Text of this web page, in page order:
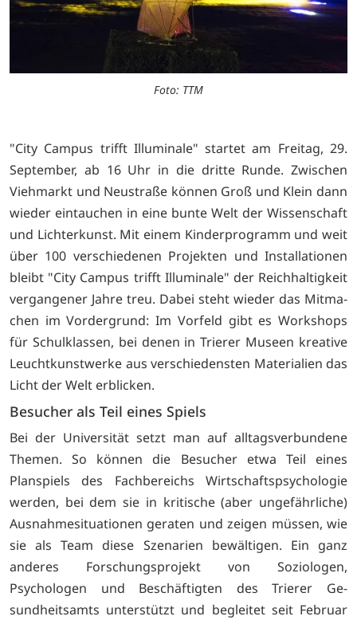
Foto: TTM
"City Campus trifft Illuminale" startet am Freitag, 29.
September, ab 16 Uhr in die dritte Runde. Zwi­schen
Viehmarkt und Neustraße können Groß und Klein dann
wie­der eintauchen in eine bunte Welt der Wissenschaft
und Lichterkunst. Mit einem Kinderprogramm und weit
über 100 verschiedenen Projekten und Installationen
bleibt "City Campus trifft Illuminale" der Reichhaltigkeit
vergangener Jahre treu. Dabei steht wieder das Mitma­
chen im Vordergrund: Im Vorfeld gibt es Workshops
für Schulklassen, bei denen in Trierer Museen kreati­ve
Leuchtkunstwerke aus verschie­densten Materialien das
Licht der Welt erblicken.
Besucher als Teil eines Spiels
Bei der Universität setzt man auf alltagsverbundene
Themen. So können die Besucher etwa Teil eines
Planspiels des Fachbereichs Wirtschaftspsychologie
werden, bei dem sie in kritische (aber ungefährli­che)
Ausnahmesituationen geraten und zeigen müssen, wie
sie als Team diese Szenarien bewältigen. Ein ganz
anderes Forschungspro­jekt von Soziologen,
Psychologen und Beschäftigten des Trierer Ge­
sundheitsamts unterstützt und be­gleitet seit Februar